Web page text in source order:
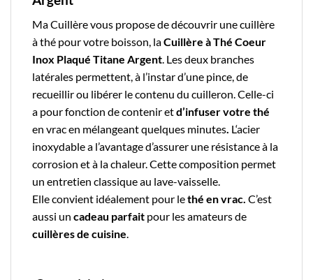
Ma Cuillèrevous propose de découvrir unecuillère
à thé pour votre boisson, laCuillère à Thé Coeur
Inox Plaqué Titane Argent . Les deux branches
latérales permettent, à l’instar d’une pince, de
recueillir ou libérer le contenu du cuilleron. Celle-ci
a pour fonction de contenir etd’infuser votre thé
en vrac en mélangeant quelques minutes L‘acier
inoxydablea l’avantage d’assurer une résistance à la
corrosion et à la chaleur. Cette composition permet
un entretien classique au lave-vaisselle.
Elle convient idéalement pour lethé en vrac C’est
aussi un cadeau parfait pour les amateurs de
cuillères de cuisine